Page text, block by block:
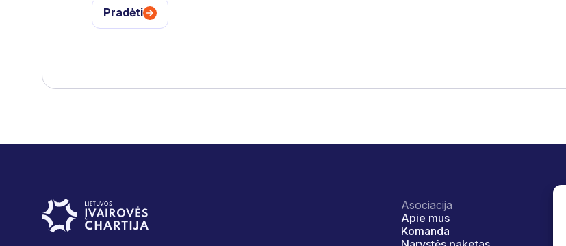
Pradėti
Asociacija
Apie mus
Komanda